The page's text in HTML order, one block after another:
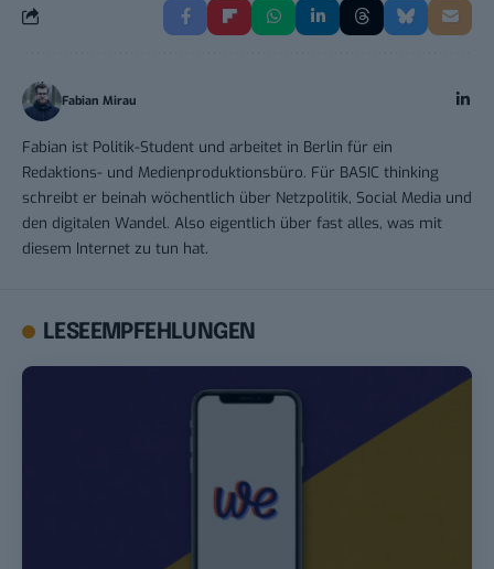
Fabian Mirau
Fabian ist Politik-Student und arbeitet in Berlin für ein
Redaktions- und Medienproduktionsbüro. Für BASIC thinking
schreibt er beinah wöchentlich über Netzpolitik, Social Media und
den digitalen Wandel. Also eigentlich über fast alles, was mit
diesem Internet zu tun hat.
LESEEMPFEHLUNGEN